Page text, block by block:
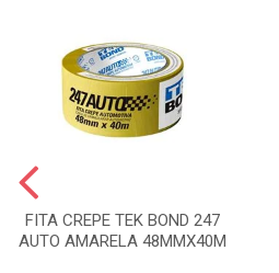
FITA CREPE TEK BOND 247
AUTO AMARELA 48MMX40M